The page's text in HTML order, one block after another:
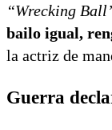
“Wrecking
bailo igual,
la actriz de
Guerra